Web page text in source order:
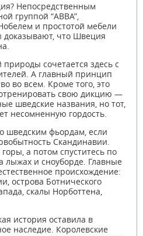
Непосредственным
группой “ABBA”,
и простотой мебели
доказывают, что Швеция
природы сочетается здесь с
А главный принцип
во всем. Кроме того, это
свою дикцию —
шведские названия, но тот,
несомненную гордость.
шведским фьордам, если
Скандинавии.
а потом спуститесь по
лыжах и сноуборде. Главные
происхождение:
острова Ботнического
скалы Норботтена,
история оставила в
наследие. Королевские